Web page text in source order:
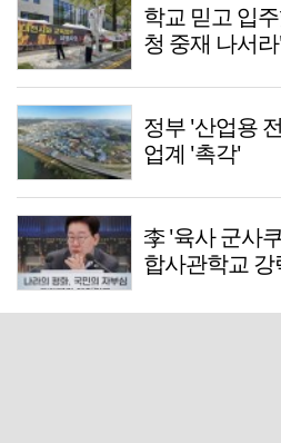
학교 믿고 입
청 중재 나서
정부 '산업용
업계 '촉각'
李 '육사 군사
합사관학교 강